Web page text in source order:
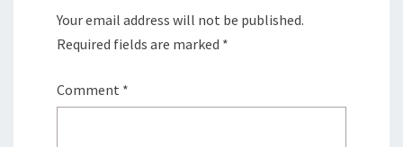
Your email address will not be published.
Required fields are marked *
Comment *